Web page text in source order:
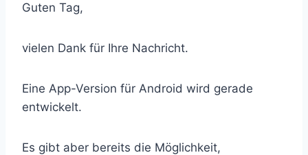
Guten Tag,
vielen Dank für Ihre Nachricht.
Eine App-Version für Android wird gerade
entwickelt.
Es gibt aber bereits die Möglichkeit,